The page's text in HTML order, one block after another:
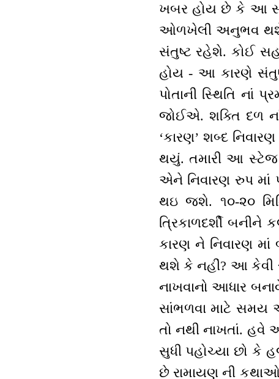
ખબર હોય છે કે આ
ઓળખેલી અનુભવ થશે.
સંતુષ્ટ રહેશે. કોઈ
હોય - આ કારણે
પોતાની સ્થિતિ
જોઈએ. શક્તિ દળ
‘કારણ’ શબ્દ
થયું. તમારી આ
એને નિવારણ રુપ
થઇ જશે. ૧૦-૨૦
ત્રિકાળદર્શી
કારણ ને નિવારણ
થશે કે નહીં? આ કેવી
નાખવાનો આધાર
સાંભળવા માટે સમય
તો નથી નાખતાં.
સુધી પહોચ્યા છો
છે રામાયણ ની